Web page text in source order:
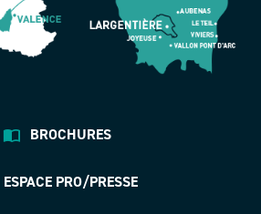
BROCHURES
ESPACE PRO/PRESSE